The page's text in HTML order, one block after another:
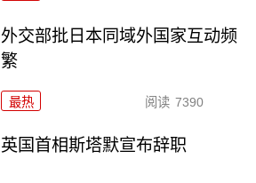
外交部批日本同域外国家互动频
繁
最热 阅读 7390
英国首相斯塔默宣布辞职